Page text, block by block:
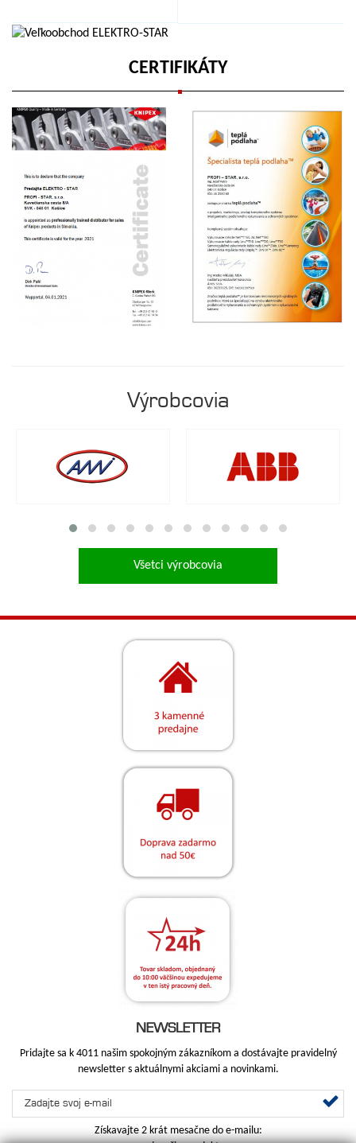
CERTIFIKÁTY
Výrobcovia
Všetci výrobcovia
NEWSLETTER
Pridajte sa k 4011 našim spokojným zákazníkom a dostávajte pravidelný
newsletter s aktuálnymi akciami a novinkami.
Získavajte 2 krát mesačne do e-mailu: